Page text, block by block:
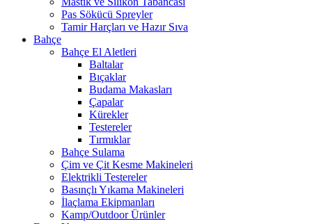
Pas Sökücü Spreyler
Tamir Harçları ve Hazır Sıva
Bahçe
Bahçe El Aletleri
Baltalar
Bıçaklar
Budama Makasları
Çapalar
Kürekler
Testereler
Tırmıklar
Bahçe Sulama
Çim ve Çit Kesme Makineleri
Elektrikli Testereler
Basınçlı Yıkama Makineleri
İlaçlama Ekipmanları
Kamp/Outdoor Ürünler